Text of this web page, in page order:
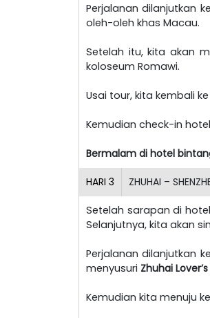
Perjalanan dilanjutkan
oleh-oleh khas Macau.
Setelah itu, kita akan
koloseum Romawi.
Usai tour, kita kembali ke
Kemudian check-in
Bermalam di hotel
HARI 3 ZHUHAI –
Setelah sarapan di
Selanjutnya, kita akan
Perjalanan dilanjutkan ke
menyusuri Zhuhai
Kemudian kita menuju ke